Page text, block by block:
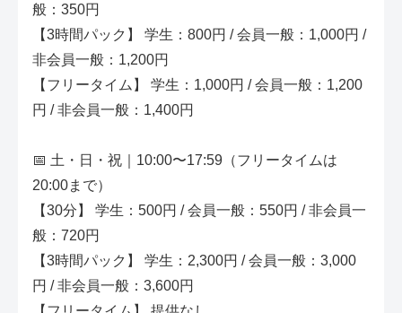
般：350円
【3時間パック】 学生：800円 / 会員一般：1,000円 /
非会員一般：1,200円
【フリータイム】 学生：1,000円 / 会員一般：1,200
円 / 非会員一般：1,400円
📅 土・日・祝｜10:00〜17:59（フリータイムは
20:00まで）
【30分】 学生：500円 / 会員一般：550円 / 非会員一
般：720円
【3時間パック】 学生：2,300円 / 会員一般：3,000
円 / 非会員一般：3,600円